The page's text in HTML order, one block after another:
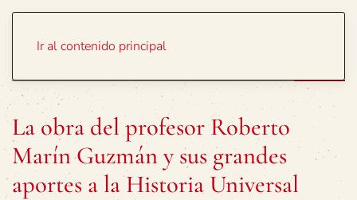
Ir al contenido principal
La obra del profesor Roberto
Marín Guzmán y sus grandes
aportes a la Historia Universal